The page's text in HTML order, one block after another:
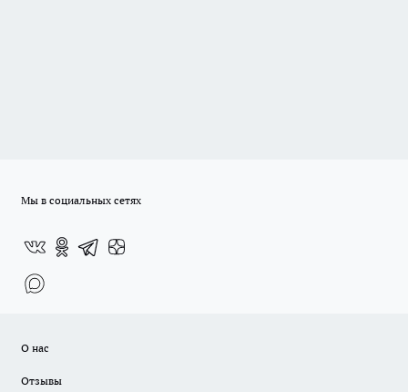
Мы в социальных сетях
О нас
Отзывы